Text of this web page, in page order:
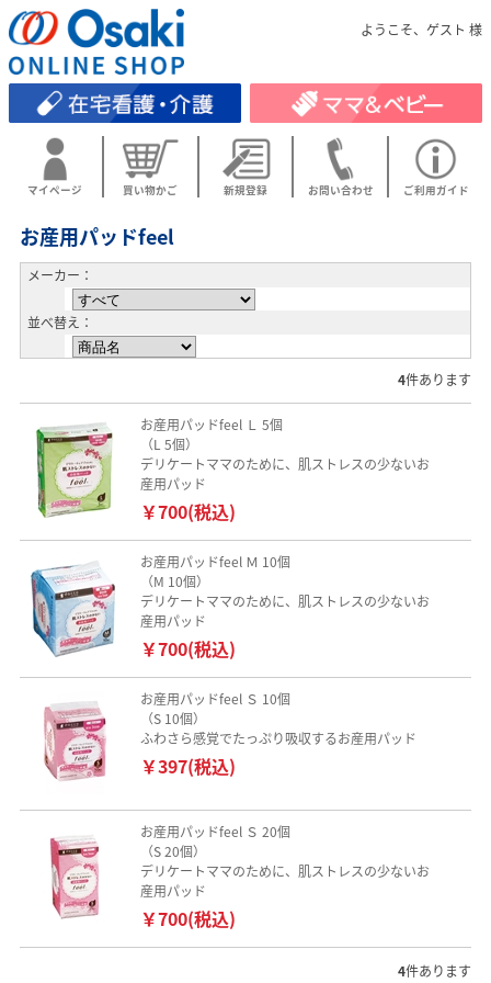
ようこそ、ゲスト 様
マイページ 買い物かご 新規登録 お問い合わせ ご利用ガイド
お産用パッドfeel
メーカー：
並べ替え：
4件あります
お産用パッドfeel Ｌ 5個
（L 5個）
デリケートママのために、肌ストレスの少ないお
産用パッド
￥700(税込)
お産用パッドfeel Ｍ 10個
（M 10個）
デリケートママのために、肌ストレスの少ないお
産用パッド
￥700(税込)
お産用パッドfeel Ｓ 10個
（S 10個）
ふわさら感覚でたっぷり吸収するお産用パッド
￥397(税込)
お産用パッドfeel Ｓ 20個
（S 20個）
デリケートママのために、肌ストレスの少ないお
産用パッド
￥700(税込)
4件あります